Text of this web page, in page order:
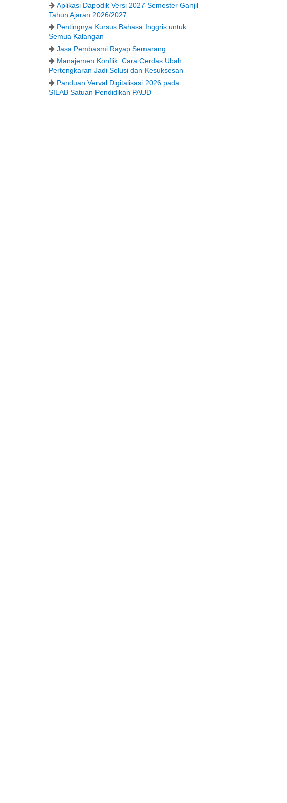
Aplikasi Dapodik Versi 2027 Semester Ganjil
Tahun Ajaran 2026/2027
Pentingnya Kursus Bahasa Inggris untuk
Semua Kalangan
Jasa Pembasmi Rayap Semarang
Manajemen Konflik: Cara Cerdas Ubah
Pertengkaran Jadi Solusi dan Kesuksesan
Panduan Verval Digitalisasi 2026 pada
SILAB Satuan Pendidikan PAUD